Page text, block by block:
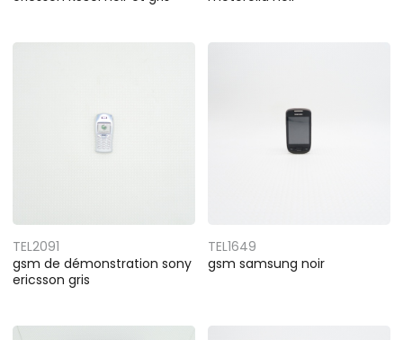
TEL2091
gsm de démonstration sony
ericsson gris
TEL1649
gsm samsung noir